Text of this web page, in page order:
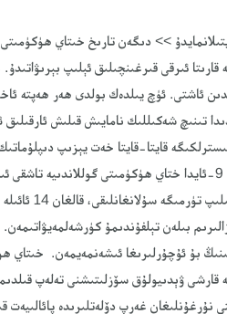
>> دىگەن تارىخ خىتاي ھۈكۈمىتى
بۇلار بىلەن بولغان ئالاقەم ئۈزۈلگىلى 4 يىلدىن ئاشتى. ئۈچ
تىنىچ شەكىللىك نامايىش قىلىش
ئەزالىرىمدىن 5
قارشى ۋېدىيولۇق سۆزلىتىشنى تەلەپ
غەرپ دۆلەتلىرىدە پائالىيەت